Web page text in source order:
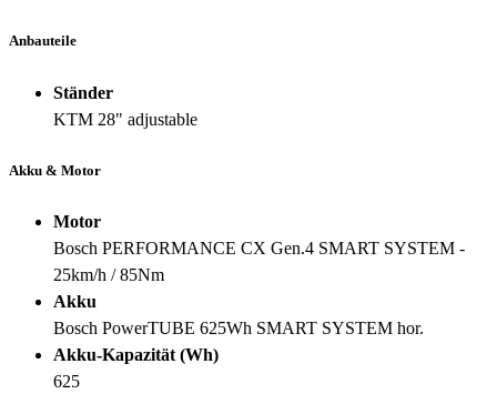
Anbauteile
Ständer
KTM 28" adjustable
Akku & Motor
Motor
Bosch PERFORMANCE CX Gen.4 SMART SYSTEM -
25km/h / 85Nm
Akku
Bosch PowerTUBE 625Wh SMART SYSTEM hor.
Akku-Kapazität (Wh)
625